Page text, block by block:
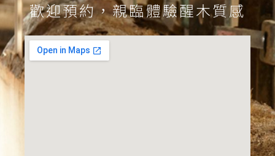
歡迎預約，親臨體驗醒木質感